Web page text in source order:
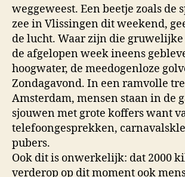
weggeweest. Een beetje zoals de
zee in Vlissingen dit weekend,
de lucht. Waar zijn die
de afgelopen week ineens
hoogwater, de meedogenloze
Zondagavond. In een ramvolle
Amsterdam, mensen staan in de
sjouwen met grote koffers want
telefoongesprekken,
pubers.
Ook dit is onwerkelijk: dat 2000
verderop op dit moment ook